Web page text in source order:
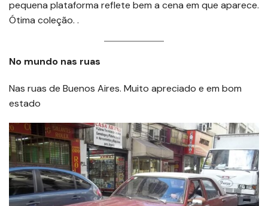
pequena plataforma reflete bem a cena em que aparece.
Ótima coleção. .
No mundo nas ruas
Nas ruas de Buenos Aires. Muito apreciado e em bom
estado